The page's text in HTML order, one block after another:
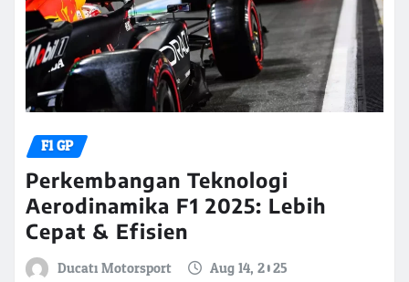
F1 GP
Perkembangan Teknologi
Aerodinamika F1 2025: Lebih
Cepat & Efisien
Ducati Motorsport Aug 14, 2025